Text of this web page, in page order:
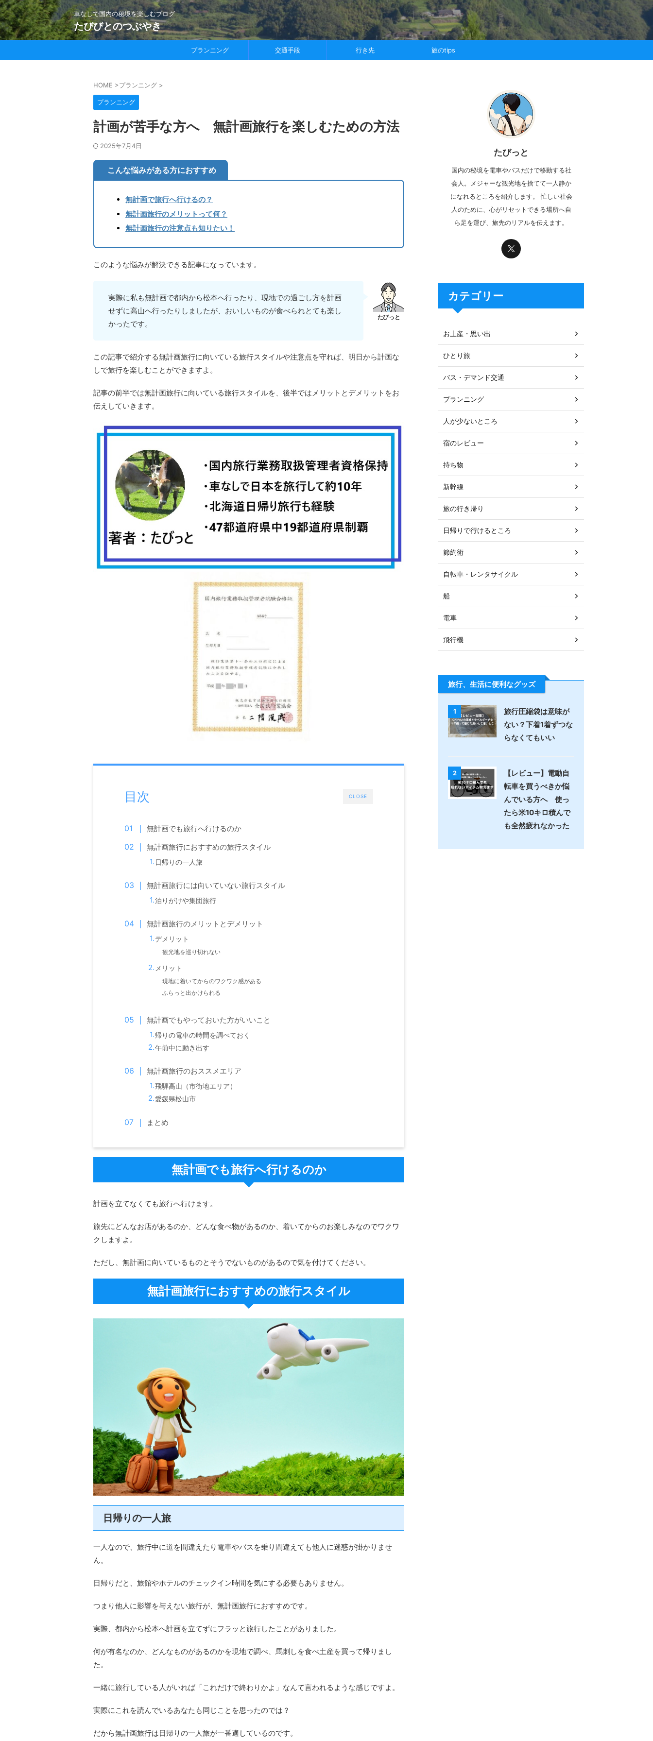
車なしで国内の秘境を楽しむブログ
たびびとのつぶやき
プランニング 交通手段 行き先 旅のtips
HOME >プランニング >
プランニング
計画が苦手な方へ 無計画旅行を楽しむための方法
2025年7月4日
こんな悩みがある方におすすめ
無計画で旅行へ行けるの？
無計画旅行のメリットって何？
無計画旅行の注意点も知りたい！
このような悩みが解決できる記事になっています。
実際に私も無計画で都内から松本へ行ったり、現地での過ごし方を計画
せずに高山へ行ったりしましたが、おいしいものが食べられとても楽し
かったです。
この記事で紹介する無計画旅行に向いている旅行スタイルや注意点を守れば、明日から計画な
しで旅行を楽しむことができますよ。
記事の前半では無計画旅行に向いている旅行スタイルを、後半ではメリットとデメリットをお
伝えしていきます。
CLOSE
目次
無計画でも旅行へ行けるのか
無計画旅行におすすめの旅行スタイル
日帰りの一人旅
無計画旅行には向いていない旅行スタイル
泊りがけや集団旅行
無計画旅行のメリットとデメリット
デメリット
観光地を巡り切れない
メリット
現地に着いてからのワクワク感がある
ふらっと出かけられる
無計画でもやっておいた方がいいこと
帰りの電車の時間を調べておく
午前中に動き出す
無計画旅行のおススメエリア
飛騨高山（市街地エリア）
愛媛県松山市
まとめ
無計画でも旅行へ行けるのか
計画を立てなくても旅行へ行けます。
旅先にどんなお店があるのか、どんな食べ物があるのか、着いてからのお楽しみなのでワクワ
クしますよ。
ただし、無計画に向いているものとそうでないものがあるので気を付けてください。
無計画旅行におすすめの旅行スタイル
日帰りの一人旅
一人なので、旅行中に道を間違えたり電車やバスを乗り間違えても他人に迷惑が掛かりませ
ん。
日帰りだと、旅館やホテルのチェックイン時間を気にする必要もありません。
つまり他人に影響を与えない旅行が、無計画旅行におすすめです。
実際、都内から松本へ計画を立てずにフラッと旅行したことがありました。
何が有名なのか、どんなものがあるのかを現地で調べ、馬刺しを食べ土産を買って帰りまし
た。
一緒に旅行している人がいれば「これだけで終わりかよ」なんて言われるような感じですよ。
実際にこれを読んでいるあなたも同じことを思ったのでは？
だから無計画旅行は日帰りの一人旅が一番適しているのです。
たびっと
国内の秘境を電車やバスだけで移動する社
会人。メジャーな観光地を捨てて一人静か
になれるところを紹介します。 忙しい社会
人のために、心がリセットできる場所へ自
ら足を運び、旅先のリアルを伝えます。
カテゴリー
お土産・思い出
ひとり旅
バス・デマンド交通
プランニング
人が少ないところ
宿のレビュー
持ち物
新幹線
旅の行き帰り
日帰りで行けるところ
節約術
自転車・レンタサイクル
船
電車
飛行機
旅行、生活に便利なグッズ
1
旅行圧縮袋は意味が
ない？下着1着ずつな
らなくてもいい
2
【レビュー】電動自
転車を買うべきか悩
んでいる方へ 使っ
たら米10キロ積んで
も全然疲れなかった